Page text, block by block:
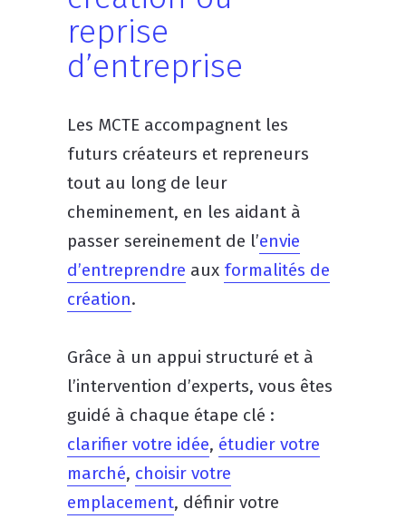
reprise
d’entreprise
Les MCTE accompagnent les
futurs créateurs et repreneurs
tout au long de leur
cheminement, en les aidant à
passer sereinement de l’envie
d’entreprendre aux formalités de
création.
Grâce à un appui structuré et à
l’intervention d’experts, vous êtes
guidé à chaque étape clé :
clarifier votre idée, étudier votre
marché, choisir votre
emplacement, définir votre